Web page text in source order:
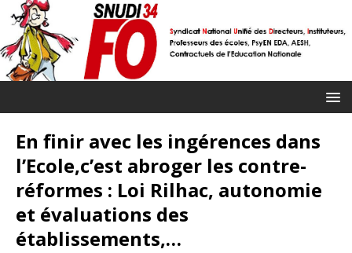
En finir avec les ingérences dans
l’Ecole,c’est abroger les contre-
réformes : Loi Rilhac, autonomie
et évaluations des
établissements,…